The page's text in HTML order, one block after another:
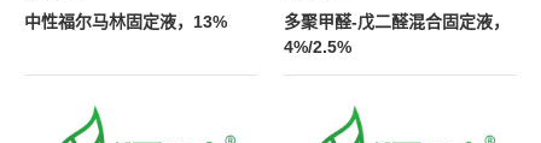
中性福尔马林固定液，13%
多聚甲醛-戊二醛混合固定液，
4%/2.5%